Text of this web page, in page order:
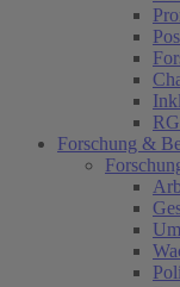
Forschung &